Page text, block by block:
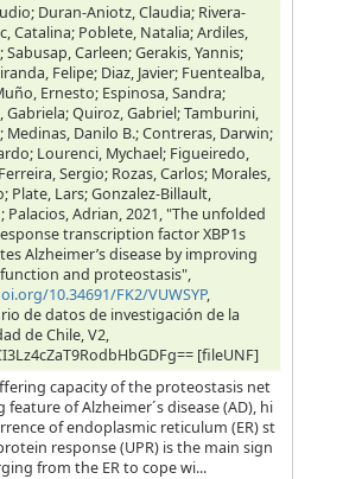
Duran-Aniotz, Claudia; Rivera-
Catalina; Poblete, Natalia; Ardiles,
Sabusap, Carleen; Gerakis, Yannis;
Felipe; Diaz, Javier; Fuentealba,
Ernesto; Espinosa, Sandra;
Gabriela; Quiroz, Gabriel; Tamburini,
Medinas, Danilo B.; Contreras, Darwin;
Lourenci, Mychael; Figueiredo,
Sergio; Rozas, Carlos; Morales,
Plate, Lars; Gonzalez-Billault,
Palacios, Adrian, 2021, "The unfolded
transcription factor XBP1s
Alzheimer’s disease by improving
and proteostasis",
10.34691/FK2/VUWSYP,
de datos de investigación de la
de Chile, V2,
[fileUNF]
capacity of the proteostasis net
of Alzheimer´s disease (AD), hi
of endoplasmic reticulum (ER) st
response (UPR) is the main sign
from the ER to cope wi...